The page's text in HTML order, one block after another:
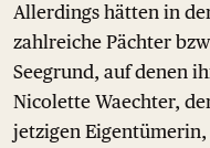
Allerdings hätten in
zahlreiche Pächter
Seegrund, auf denen
Nicolette Waechter,
jetzigen